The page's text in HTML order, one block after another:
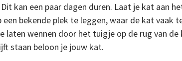
Dit kan een paar dagen duren. Laat je kat aan
bekende plek te leggen, waar de kat vaak
laten wennen door het tuigje op de rug van
staan beloon je jouw kat.